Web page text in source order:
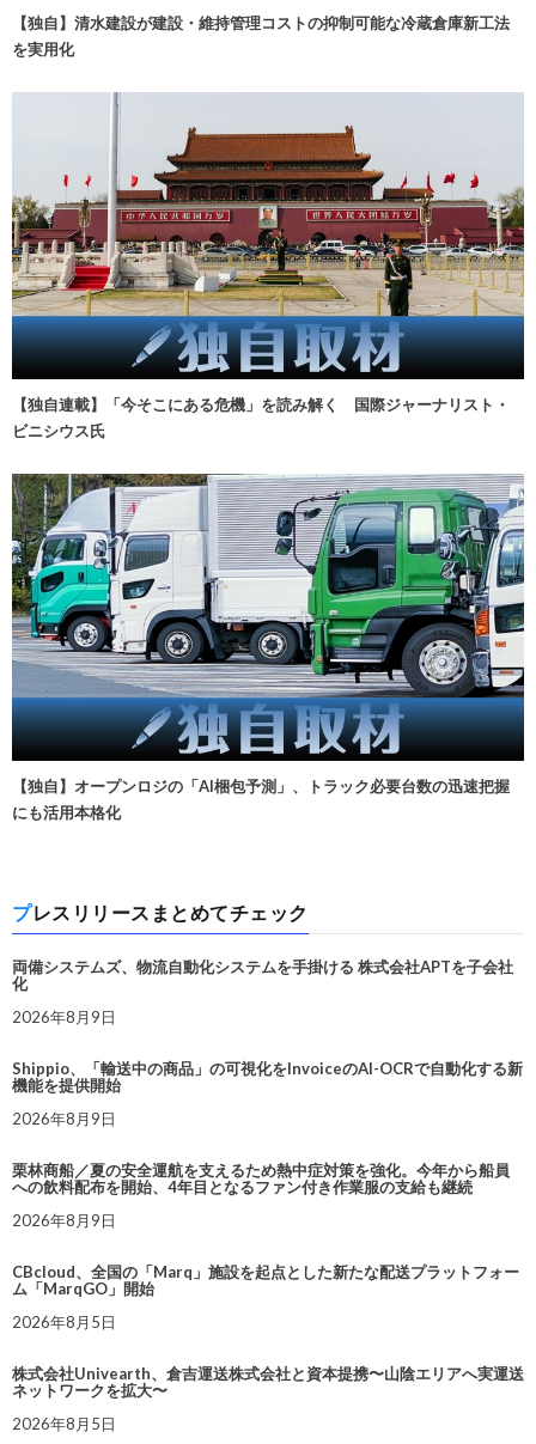
【独自】清水建設が建設・維持管理コストの抑制可能な冷蔵倉庫新工法
を実用化
【独自連載】「今そこにある危機」を読み解く 国際ジャーナリスト・
ビニシウス氏
【独自】オープンロジの「AI梱包予測」、トラック必要台数の迅速把握
にも活用本格化
プレスリリースまとめてチェック
両備システムズ、物流自動化システムを手掛ける 株式会社APTを子会社
化
2026年8月9日
Shippio、「輸送中の商品」の可視化をInvoiceのAI-OCRで自動化する新
機能を提供開始
2026年8月9日
栗林商船／夏の安全運航を支えるため熱中症対策を強化。今年から船員
への飲料配布を開始、4年目となるファン付き作業服の支給も継続
2026年8月9日
CBcloud、全国の「Marq」施設を起点とした新たな配送プラットフォー
ム「MarqGO」開始
2026年8月5日
株式会社Univearth、倉吉運送株式会社と資本提携〜山陰エリアへ実運送
ネットワークを拡大〜
2026年8月5日